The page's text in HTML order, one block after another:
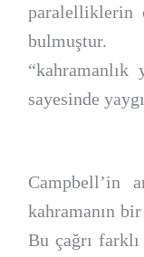
paralelliklerin
bulmuştur.
sayesinde
Campbell’in
kahramanın
Bu çağrı